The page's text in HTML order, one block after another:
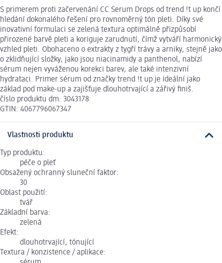
S primerem proti začervenání CC Serum Drops od trend !t up končí
hledání dokonalého řešení pro rovnoměrný tón pleti. Díky své
inovativní formulaci se zelená textura optimálně přizpůsobí
přirozené barvě pleti a koriguje zarudnutí, čímž vytváří harmonický
vzhled pleti. Obohaceno o extrakty z tygří trávy a arniky, stejně jako
o zklidňující složky, jako jsou niacinamidy a panthenol, nabízí
sérum nejen vyváženou korekci barev, ale také intenzivní
hydrataci. Primer sérum od značky trend !t up je ideální jako
základ pod make-up a zajišťuje dlouhotrvající a zářivý finiš.
číslo produktu dm: 3043178
GTIN: 4067796067347
Vlastnosti produktu
Typ produktu:
péče o pleť
Obsažený ochranný sluneční faktor:
30
Oblast použití:
tvář
Základní barva:
zelená
Efekt:
dlouhotrvající, tónující
Textura / konzistence / aplikace: